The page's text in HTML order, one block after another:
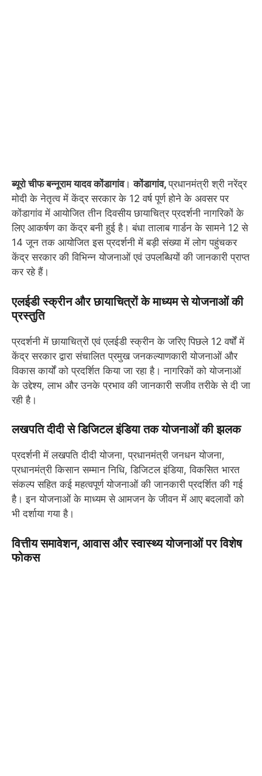
ब्यूरो चीफ बन्नूराम यादव कोंडागांव।कोंडागांव,प्रधानमंत्री श्री नरेंद्र
मोदी के नेतृत्व में केंद्र सरकार के 12 वर्ष पूर्ण होने के अवसर पर
कोंडागांव में आयोजित तीन दिवसीय छायाचित्र प्रदर्शनी नागरिकों के
लिए आकर्षण का केंद्र बनी हुई है। बंधा तालाब गार्डन के सामने 12 से
14 जून तक आयोजित इस प्रदर्शनी में बड़ी संख्या में लोग पहुंचकर
केंद्र सरकार की विभिन्न योजनाओं एवं उपलब्धियों की जानकारी प्राप्त
कर रहे हैं।
एलईडी स्क्रीन और छायाचित्रों के माध्यम से योजनाओं की
प्रस्तुति
प्रदर्शनी में छायाचित्रों एवं एलईडी स्क्रीन के जरिए पिछले 12 वर्षों में
केंद्र सरकार द्वारा संचालित प्रमुख जनकल्याणकारी योजनाओं और
विकास कार्यों को प्रदर्शित किया जा रहा है। नागरिकों को योजनाओं
के उद्देश्य, लाभ और उनके प्रभाव की जानकारी सजीव तरीके से दी जा
रही है।
लखपति दीदी से डिजिटल इंडिया तक योजनाओं की झलक
प्रदर्शनी में लखपति दीदी योजना, प्रधानमंत्री जनधन योजना,
प्रधानमंत्री किसान सम्मान निधि, डिजिटल इंडिया, विकसित भारत
संकल्प सहित कई महत्वपूर्ण योजनाओं की जानकारी प्रदर्शित की गई
है। इन योजनाओं के माध्यम से आमजन के जीवन में आए बदलावों को
भी दर्शाया गया है।
वित्तीय समावेशन, आवास और स्वास्थ्य योजनाओं पर विशेष
फोकस